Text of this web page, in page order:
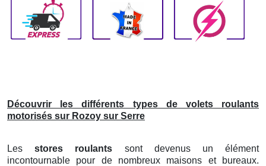
Découvrir les différents types de volets roulants
motorisés sur Rozoy sur Serre
Lesstores roulants sont devenus un élément
incontournable pour de nombreux maisons et bureaux.